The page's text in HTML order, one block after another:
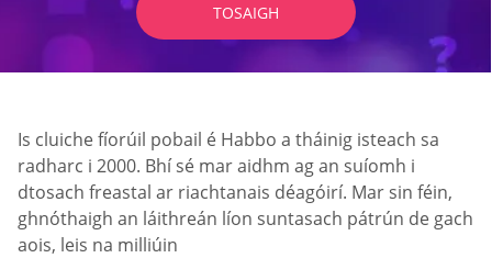
TOSAIGH
Is cluiche fíorúil pobail é Habbo a tháinig isteach sa
radharc i 2000. Bhí sé mar aidhm ag an suíomh i
dtosach freastal ar riachtanais déagóirí. Mar sin féin,
ghnóthaigh an láithreán líon suntasach pátrún de gach
aois, leis na milliúin